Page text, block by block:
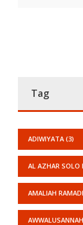
Tag
ADIWIYATA (3)
AL AZHAR SOLO
AMALIAH